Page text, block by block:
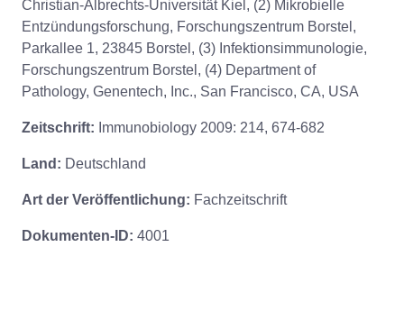
Christian-Albrechts-Universität Kiel, (2) Mikrobielle
Entzündungsforschung, Forschungszentrum Borstel,
Parkallee 1, 23845 Borstel, (3) Infektionsimmunologie,
Forschungszentrum Borstel, (4) Department of
Pathology, Genentech, Inc., San Francisco, CA, USA
Zeitschrift: Immunobiology 2009: 214, 674-682
Land: Deutschland
Art der Veröffentlichung: Fachzeitschrift
Dokumenten-ID: 4001